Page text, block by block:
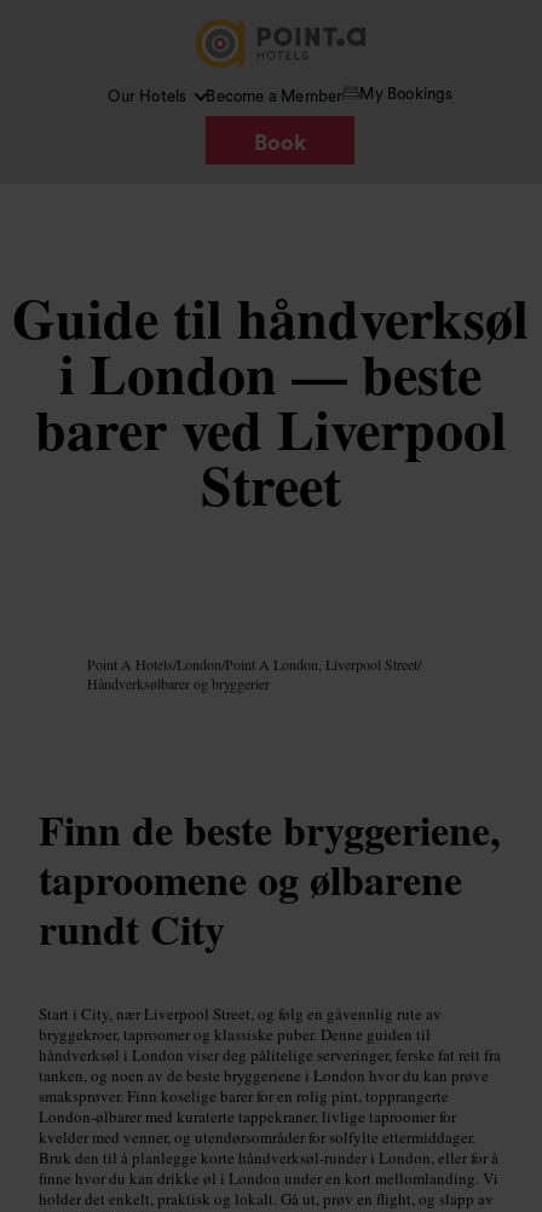
Our Hotels Become a Member My Bookings
Book
Guide til håndverksøl
i London — beste
barer ved Liverpool
Street
Point A Hotels/London/Point A London, Liverpool Street/
Håndverksølbarer og bryggerier
Finn de beste bryggeriene,
taproomene og ølbarene
rundt City
Start i City, nær Liverpool Street, og følg en gåvennlig rute av
bryggekroer, taproomer og klassiske puber. Denne guiden til
håndverksøl i London viser deg pålitelige serveringer, ferske fat rett fra
tanken, og noen av de beste bryggeriene i London hvor du kan prøve
smaksprøver. Finn koselige barer for en rolig pint, topprangerte
London-ølbarer med kuraterte tappekraner, livlige taproomer for
kvelder med venner, og utendørsområder for solfylte ettermiddager.
Bruk den til å planlegge korte håndverksøl-runder i London, eller for å
finne hvor du kan drikke øl i London under en kort mellomlanding. Vi
holder det enkelt, praktisk og lokalt. Gå ut, prøv en flight, og slapp av